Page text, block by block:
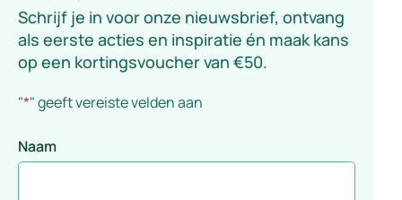
Schrijf je in voor onze nieuwsbrief, ontvang
als eerste acties en inspiratie én maak kans
op een kortingsvoucher van €50.
"*" geeft vereiste velden aan
Naam